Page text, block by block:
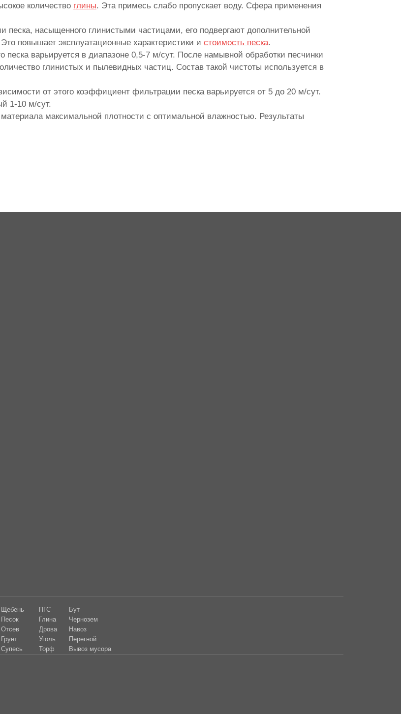
количество глины. Эта примесь слабо пропускает воду. Сфера применения
насыщенного глинистыми частицами, его подвергают дополнительной
повышает эксплуатационные характеристики и стоимость песка.
песка варьируется в диапазоне 0,5-7 м/сут. После намывной обработки песчинки
глинистых и пылевидных частиц. Состав такой чистоты используется в
от этого коэффициент фильтрации песка варьируется от 5 до 20 м/сут.
1-10 м/сут.
максимальной плотности с оптимальной влажностью. Результаты
Щебень
Песок
Отсев
Грунт
Супесь
ПГС
Глина
Дрова
Уголь
Торф
Бут
Чернозем
Навоз
Перегной
Вывоз мусора